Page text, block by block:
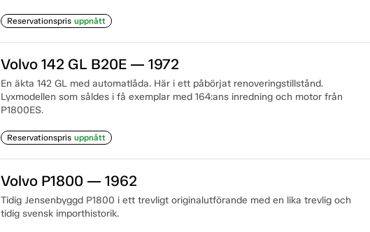
Reservationspris uppnått
Volvo 142 GL B20E — 1972
En äkta 142 GL med automatlåda. Här i ett påbörjat renoveringstillstånd.
Lyxmodellen som såldes i få exemplar med 164:ans inredning och motor från
P1800ES.
Reservationspris uppnått
Volvo P1800 — 1962
Tidig Jensenbyggd P1800 i ett trevligt originalutförande med en lika trevlig och
tidig svensk importhistorik.